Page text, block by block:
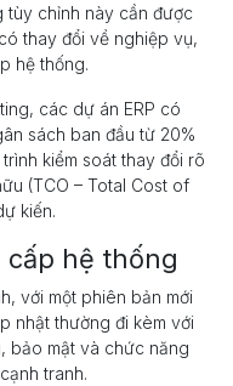
tùy chỉnh này cần được
thay đổi về nghiệp vụ,
hệ thống.
các dự án ERP có
sách ban đầu từ 20%
kiểm soát thay đổi rõ
(TCO – Total Cost of
kiến.
cấp hệ thống
với một phiên bản mới
nhật thường đi kèm với
bảo mật và chức năng
tranh.